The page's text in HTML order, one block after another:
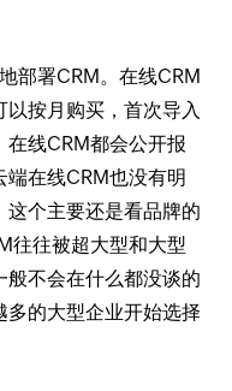
部署CRM。在线CRM
按月购买，首次导入
在线CRM都会公开报
在线CRM也没有明
个主要还是看品牌的
往往被超大型和大型
不会在什么都没谈的
的大型企业开始选择